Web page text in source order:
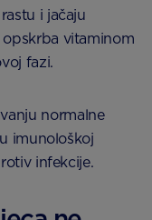
i jačaju
vitaminom
fazi.
normalne
imunološkoj
infekcije.